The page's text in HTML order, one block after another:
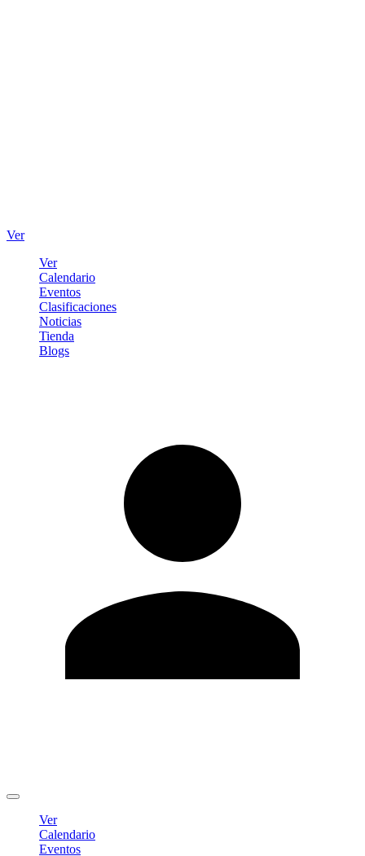
Ver
Ver
Calendario
Eventos
Clasificaciones
Noticias
Tienda
Blogs
Ver
Calendario
Eventos